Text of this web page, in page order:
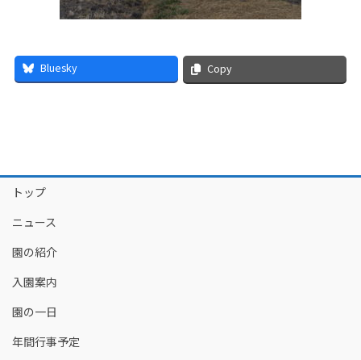
Bluesky Copy
トップ
ニュース
園の紹介
入園案内
園の一日
年間行事予定